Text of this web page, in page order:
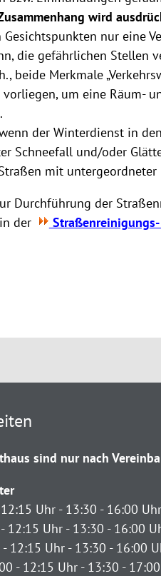
wird
Gesichtspunkten nur eine
die gefährlichen Stellen
beide Merkmale
vorliegen, um eine Räum-
der Winterdienst in
Schneefall und/oder
mit
Durchführung der
der
sind nur nach
Uhr - 13:30 - 16:00 Uhr
12:15 Uhr - 13:30 - 16:00
12:15 Uhr - 13:30 - 16:00
- 12:15 Uhr - 13:30 -